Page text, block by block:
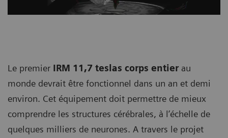
Le premier IRM 11,7 teslas corps entierau
monde devrait être fonctionnel dans un an et demi
environ. Cet équipement doit permettre de mieux
comprendre les structures cérébrales, à l’échelle de
quelques milliers de neurones. A travers le projet